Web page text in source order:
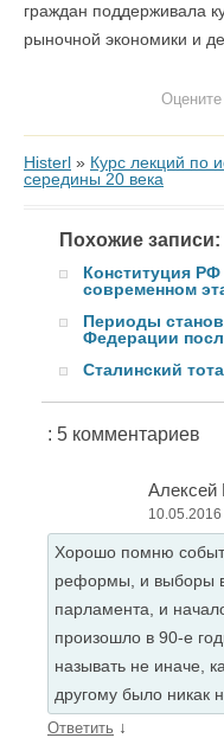
граждан поддерживала
рыночной экономики и
Histerl » Курс лекций по
середины 20 века
Похожие записи:
Конституция РФ
современном
Периоды
Федерации
Сталинский
: 5 комментариев
Алексей
10.05.2016
Хорошо помню
реформы, и выборы
парламента, и
произошло в 90-е
называть не иначе,
другому было никак
Ответить ↓